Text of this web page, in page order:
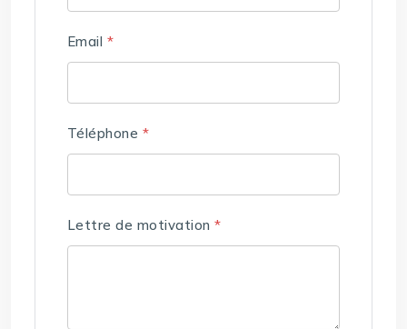
Email *
Téléphone *
Lettre de motivation*